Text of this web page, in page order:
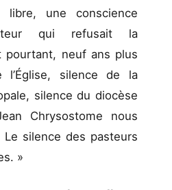
libre, une conscience
qui refusait la
pourtant, neuf ans plus
silence de la
silence du diocèse
Chrysostome nous
silence des pasteurs
»